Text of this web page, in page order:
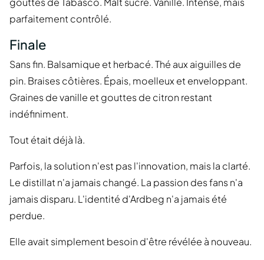
parfaitement contrôlé.
Finale
Sans fin. Balsamique et herbacé. Thé aux aiguilles de
pin. Braises côtières. Épais, moelleux et enveloppant.
Graines de vanille et gouttes de citron restant
indéfiniment.
Tout était déjà là.
Parfois, la solution n'est pas l'innovation, mais la clarté.
Le distillat n'a jamais changé. La passion des fans n'a
jamais disparu. L'identité d'Ardbeg n'a jamais été
perdue.
Elle avait simplement besoin d'être révélée à nouveau.